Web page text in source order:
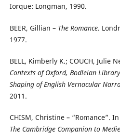
Iorque: Longman, 1990.
BEER, Gillian – The Romance.
1977.
BELL, Kimberly K.; COUCH, Julie
Contexts of Oxford, Bodleian
Shaping of English Vernacular
2011.
CHISM, Christine – “Romance”.
The Cambridge Companion to